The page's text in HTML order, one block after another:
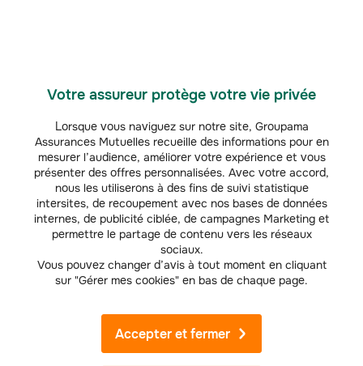
Votre assureur protège votre vie privée
Lorsque vous naviguez sur notre site, Groupama
Assurances Mutuelles recueille des informations pour en
mesurer l’audience, améliorer votre expérience et vous
présenter des offres personnalisées. Avec votre accord,
nous les utiliserons à des fins de suivi statistique
intersites, de recoupement avec nos bases de données
internes, de publicité ciblée, de campagnes Marketing et
permettre le partage de contenu vers les réseaux
sociaux.
Vous pouvez changer d’avis à tout moment en cliquant
sur "Gérer mes cookies" en bas de chaque page.
Accepter et fermer
HABITATION
Assurance habitation
Les solutions pour protéger votre logement, son contenu et qui
couvrent les préjudices que vous causeriez aux autres. Assistance
et indemnisation rapide en cas de sinistre.
Découvrir l'offre